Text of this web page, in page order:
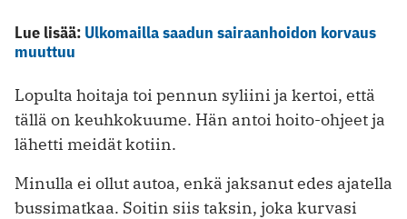
Lue lisää: Ulkomailla saadun sairaanhoidon korvaus
muuttuu
Lopulta hoitaja toi pennun syliini ja kertoi, että
tällä on keuhkokuume. Hän antoi hoito-ohjeet ja
lähetti meidät kotiin.
Minulla ei ollut autoa, enkä jaksanut edes ajatella
bussimatkaa. Soitin siis taksin, joka kurvasi